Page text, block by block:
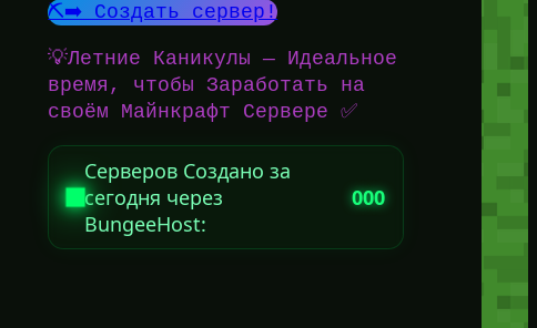
⛏️➡️ Создать сервер!
💡Летние Каникулы — Идеальное
время, чтобы Заработать на
своём Майнкрафт Сервере ✅
Серверов Создано за
сегодня через
BungeeHost:
000